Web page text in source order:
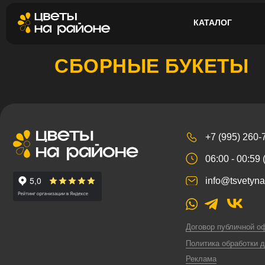
КАТАЛОГ
СБОРНЫЕ БУКЕТЫ
ИП Полуянов Всеволод
ИНН 503416418492
Договор публичной оферты
06:00 - 00:59 (+ 3
Реклама